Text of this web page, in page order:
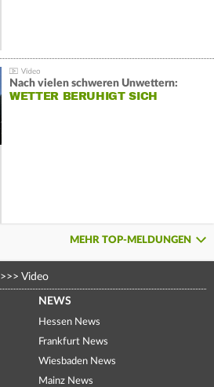
Nach vielen schweren Unwettern:
WETTER BERUHIGT SICH
MEHR TOP-MELDUNGEN
>>> Video
NEWS
Hessen News
Frankfurt News
Wiesbaden News
Mainz News